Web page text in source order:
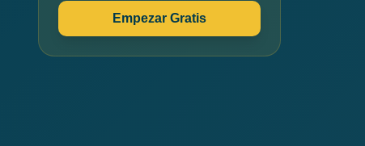
Empezar Gratis